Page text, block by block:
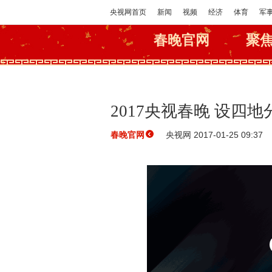
央视网首页 新闻 视频 经济 体育 军
春晚官网 聚
2017央视春晚 设四
春晚官网 央视网 2017-01-25 09:37